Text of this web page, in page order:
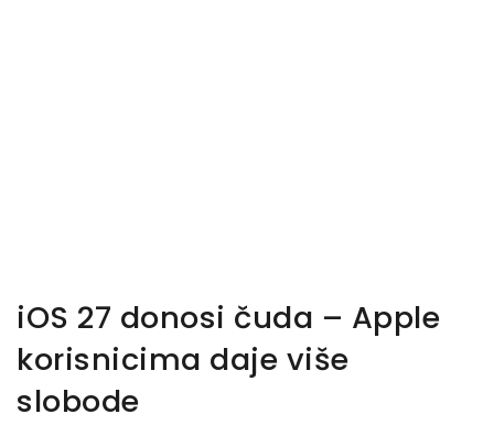
iOS 27 donosi čuda – Apple
korisnicima daje više
slobode